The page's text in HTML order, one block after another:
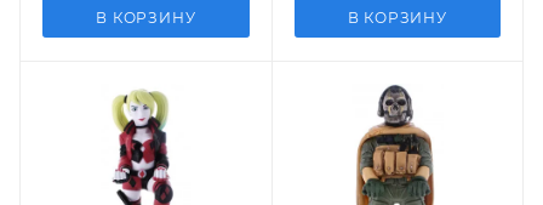
В КОРЗИНУ В КОРЗИНУ